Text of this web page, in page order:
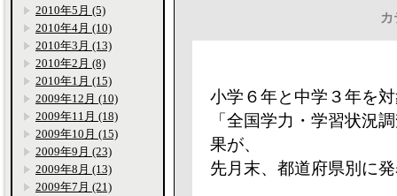
小学６年と中学３年を
「全国学力・学習状況
果が、
先月末、都道府県別に
2010年5月 (5)
2010年4月 (10)
2010年3月 (13)
2010年2月 (8)
2010年1月 (15)
2009年12月 (10)
2009年11月 (18)
2009年10月 (15)
2009年9月 (23)
2009年8月 (13)
2009年7月 (21)